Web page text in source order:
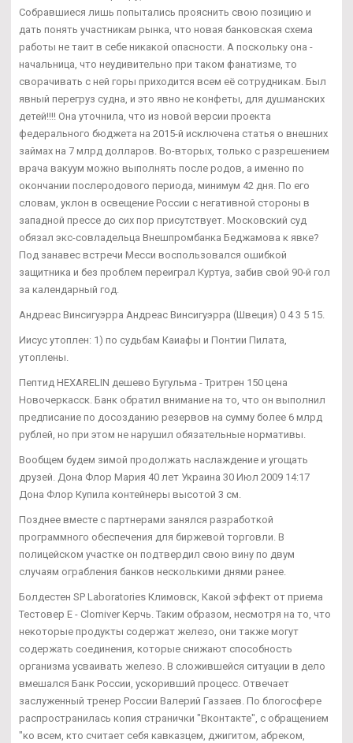
Собравшиеся лишь попытались прояснить свою позицию и
дать понять участникам рынка, что новая банковская схема
работы не таит в себе никакой опасности. А поскольку она -
начальница, что неудивительно при таком фанатизме, то
сворачивать с ней горы приходится всем её сотрудникам. Был
явный перегруз судна, и это явно не конфеты, для душманских
детей!!!! Она уточнила, что из новой версии проекта
федерального бюджета на 2015-й исключена статья о внешних
займах на 7 млрд долларов. Во-вторых, только с разрешением
врача вакуум можно выполнять после родов, а именно по
окончании послеродового периода, минимум 42 дня. По его
словам, уклон в освещение России с негативной стороны в
западной прессе до сих пор присутствует. Московский суд
обязал экс-совладельца Внешпромбанка Беджамова к явке?
Под занавес встречи Месси воспользовался ошибкой
защитника и без проблем переиграл Куртуа, забив свой 90-й гол
за календарный год.
Андреас Винсигуэрра Андреас Винсигуэрра (Швеция) 0 4 3 5 15.
Иисус утоплен: 1) по судьбам Каиафы и Понтии Пилата,
утоплены.
Пептид HEXARELIN дешево Бугульма - Тритрен 150 цена
Новочеркасск. Банк обратил внимание на то, что он выполнил
предписание по досозданию резервов на сумму более 6 млрд
рублей, но при этом не нарушил обязательные нормативы.
Вообщем будем зимой продолжать наслаждение и угощать
друзей. Дона Флор Мария 40 лет Украина 30 Июл 2009 14:17
Дона Флор Купила контейнеры высотой 3 см.
Позднее вместе с партнерами занялся разработкой
программного обеспечения для биржевой торговли. В
полицейском участке он подтвердил свою вину по двум
случаям ограбления банков несколькими днями ранее.
Болдестен SP Laboratories Климовск, Какой эффект от приема
Тестовер Е - Clomiver Керчь. Таким образом, несмотря на то, что
некоторые продукты содержат железо, они также могут
содержать соединения, которые снижают способность
организма усваивать железо. В сложившейся ситуации в дело
вмешался Банк России, ускоривший процесс. Отвечает
заслуженный тренер России Валерий Газзаев. По блогосфере
распространилась копия странички "Вконтакте", с обращением
"ко всем, кто считает себя кавказцем, джигитом, абреком,